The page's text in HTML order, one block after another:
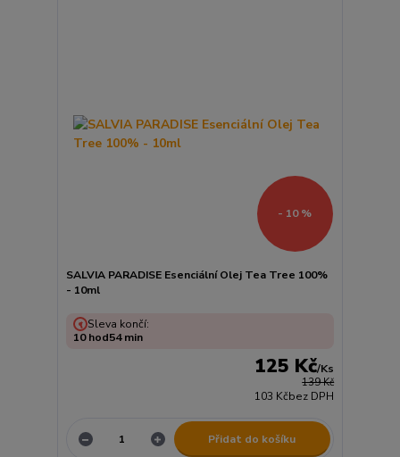
- 10 %
SALVIA PARADISE Esenciální Olej Tea Tree 100%
- 10ml
139 Kč
125 Kč/Ks
103 Kčbez DPH
Sleva končí:
10hod54min
Přidat do košíku